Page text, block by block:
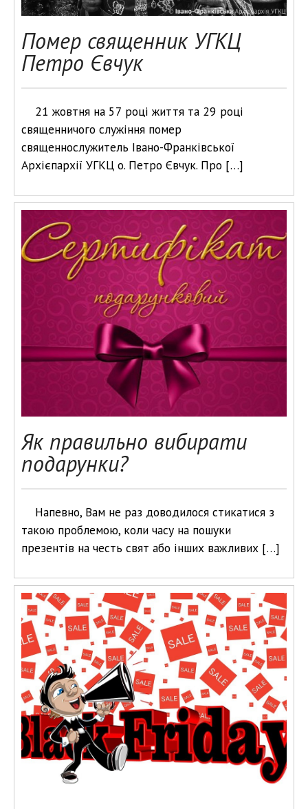
Помер священник УГКЦ
Петро Євчук
21 жовтня на 57 році життя та 29 році
священничого служіння помер
священнослужитель Івано-Франківської
Архієпархії УГКЦ о. Петро Євчук. Про […]
Як правильно вибирати
подарунки?
Напевно, Вам не раз доводилося стикатися з
такою проблемою, коли часу на пошуки
презентів на честь свят або інших важливих […]